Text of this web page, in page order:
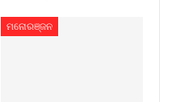
ମନୋରଞ୍ଜନ